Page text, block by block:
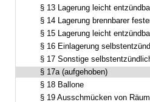
§ 13 Lagerung leicht
§ 14 Lagerung brennbarer
§ 15 Lagerung leicht
§ 16 Einlagerung
§ 17 Sonstige
§ 17a (aufgehoben)
§ 18 Ballone
§ 19 Ausschmücken von